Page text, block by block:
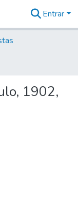
Entrar
1902,